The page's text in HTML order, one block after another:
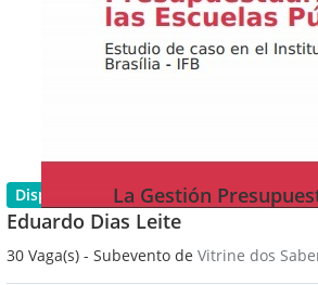
Disponível
La Gestión
Eduardo Dias Leite
30 Vaga(s) - Subevento de Vitrine dos